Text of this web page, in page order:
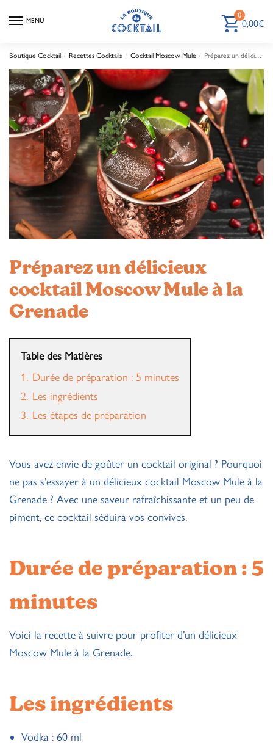
MENU
0
0,00€
Boutique Cocktail / Recettes Cocktails / Cocktail Moscow Mule / Préparez un délicieux cocktail Moscow Mule à la Grenade
Préparez un délicieux
cocktail Moscow Mule à la
Grenade
Table des Matières
1. Durée de préparation : 5 minutes
2. Les ingrédients
3. Les étapes de préparation
Vous avez envie de goûter un cocktail original ? Pourquoi
ne pas s’essayer à un délicieux cocktail Moscow Mule à la
Grenade ? Avec une saveur rafraîchissante et un peu de
piment, ce cocktail séduira vos convives.
Durée de préparation : 5
minutes
Voici la recette à suivre pour profiter d’un délicieux
Moscow Mule à la Grenade.
Les ingrédients
Vodka : 60 ml